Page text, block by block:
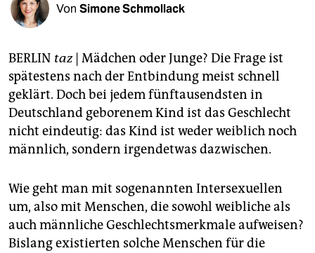
shop
unterstützen
abo
genossenschaft
epaper login
Von Simone Schmollack
BERLIN taz| Mädchen oder Junge? Die Frage ist
spätestens nach der Entbindung meist schnell
geklärt. Doch bei jedem fünftausendsten in
Deutschland geborenem Kind ist das Geschlecht
nicht eindeutig: das Kind ist weder weiblich noch
männlich, sondern irgendetwas dazwischen.
Wie geht man mit sogenannten Intersexuellen
um, also mit Menschen, die sowohl weibliche als
auch männliche Geschlechtsmerkmale aufweisen?
Bislang existierten solche Menschen für die